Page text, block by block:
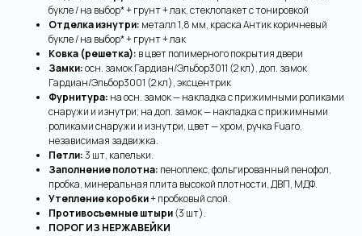
букле / на выбор* + грунт + лак, стеклопакет с тонировкой
Отделка изнутри: металл 1,8 мм, краска Антик коричневый
букле / на выбор* + грунт + лак
Ковка (решетка): в цвет полимерного покрытия двери
Замки:осн. замок Гардиан/Эльбор3011 (2 кл), доп. замок
Гардиан/Эльбор3001 (2 кл), эксцентрик
Фурнитура: на осн. замок — накладка с прижимными роликами
снаружи и изнутри; на доп. замок — накладка с прижимными
роликами снаружи и изнутри, цвет — хром, ручка Fuaro,
независимая задвижка.
Петли:3 шт, капельки.
Заполнение полотна: пеноплекс, фольгированный пенофол,
пробка, минеральная плита высокой плотности, ДВП, МДФ.
Утепление коробки+ пробковый слой.
Противосъемные штыри(3 шт).
ПОРОГ ИЗ НЕРЖАВЕЙКИ